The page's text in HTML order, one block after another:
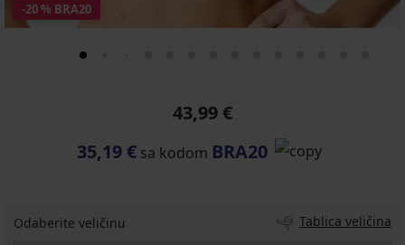
-20 % BRA20
43,99 €
35,19 €sa kodom BRA20
Odaberite veličinu Tablica veličina